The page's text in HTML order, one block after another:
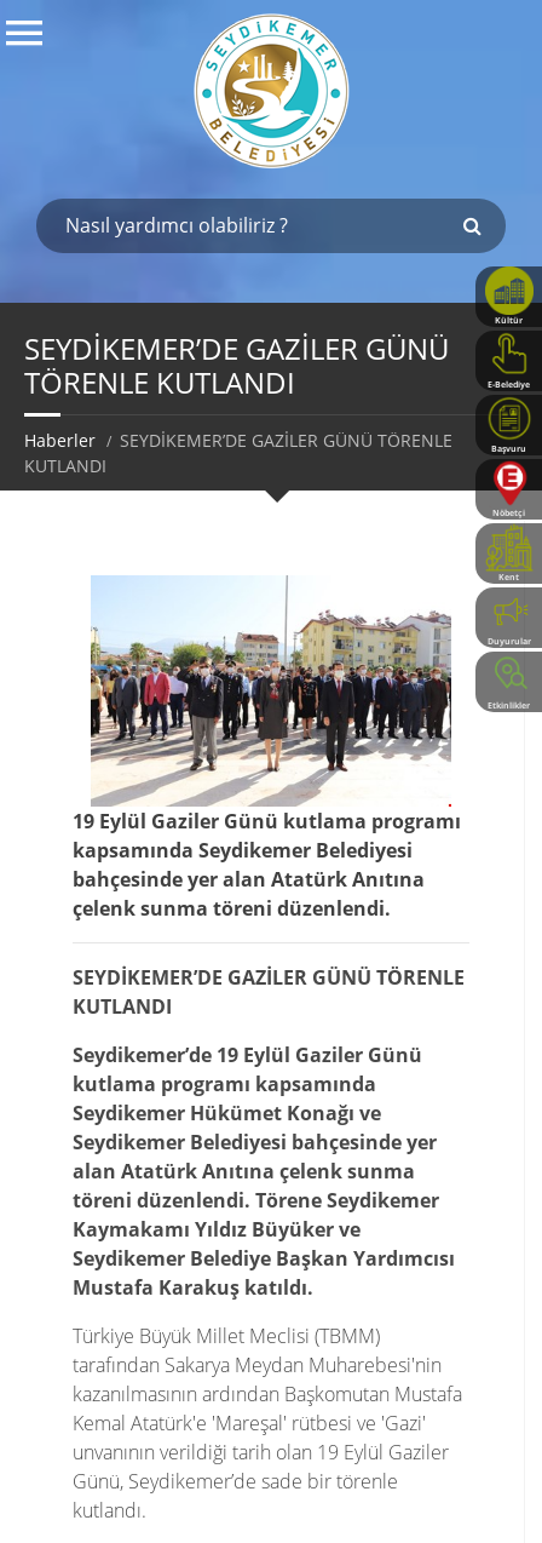
Kültür
Haritası
E-Belediye
Başvuru
Rehberi
Nöbetçi
Eczaneler
Kent
Rehberi
Duyurular
Etkinlikler
SEYDİKEMER’DE GAZİLER GÜNÜ
TÖRENLE KUTLANDI
Haberler
SEYDİKEMER’DE GAZİLER GÜNÜ TÖRENLE
KUTLANDI
19 Eylül Gaziler Günü kutlama programı
kapsamında Seydikemer Belediyesi
bahçesinde yer alan Atatürk Anıtına
çelenk sunma töreni düzenlendi.
SEYDİKEMER’DE GAZİLER GÜNÜ TÖRENLE
KUTLANDI
Seydikemer’de 19 Eylül Gaziler Günü
kutlama programı kapsamında
Seydikemer Hükümet Konağı ve
Seydikemer Belediyesi bahçesinde yer
alan Atatürk Anıtına çelenk sunma
töreni düzenlendi. Törene Seydikemer
Kaymakamı Yıldız Büyüker ve
Seydikemer Belediye Başkan Yardımcısı
Mustafa Karakuş katıldı.
Türkiye Büyük Millet Meclisi (TBMM)
tarafından Sakarya Meydan Muharebesi'nin
kazanılmasının ardından Başkomutan Mustafa
Kemal Atatürk'e 'Mareşal' rütbesi ve 'Gazi'
unvanının verildiği tarih olan 19 Eylül Gaziler
Günü, Seydikemer’de sade bir törenle
kutlandı.